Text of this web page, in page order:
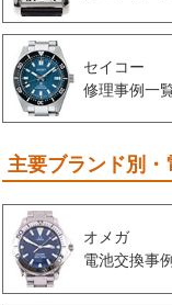
セイコー
修理事例一
主要ブランド別
オメガ
電池交換事例